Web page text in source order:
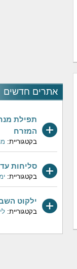
אתרים חדשים
תפילת
המזרח
בקטגוריית:
סליחות
בקטגוריית:
ילקוט
בקטגוריית: